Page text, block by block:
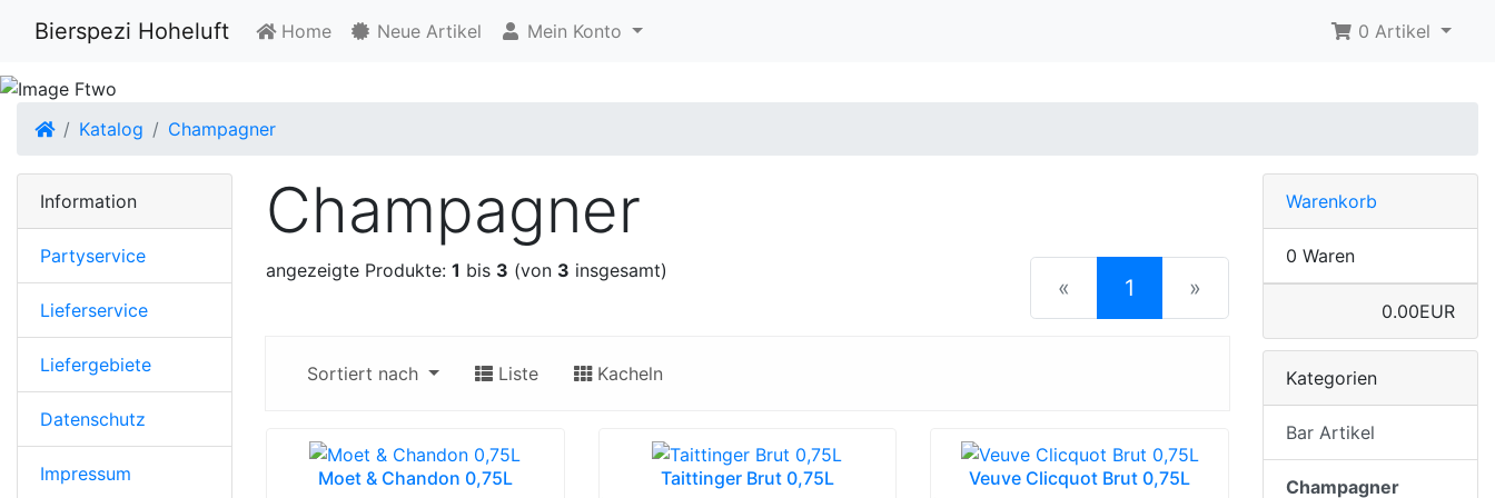
Bierspezi Hoheluft Home Neue Artikel Mein Konto 0 Artikel
Startseite
Katalog Champagner
Champagner
angezeigte Produkte: 1 bis 3 (von 3 insgesamt)
« 1 (current)
»
Sortiert nach Liste Kacheln
Moet & Chandon 0,75L Taittinger Brut 0,75L Veuve Clicquot Brut 0,75L
Information
Partyservice
Lieferservice
Liefergebiete
Datenschutz
Impressum
Warenkorb
0 Waren
0.00EUR
Kategorien
Bar Artikel
Champagner